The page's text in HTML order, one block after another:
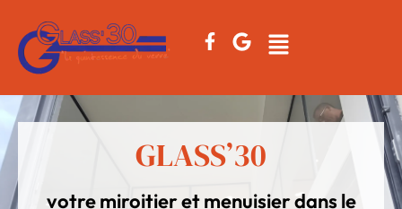
GLASS’30
votre miroitier et menuisier dans le